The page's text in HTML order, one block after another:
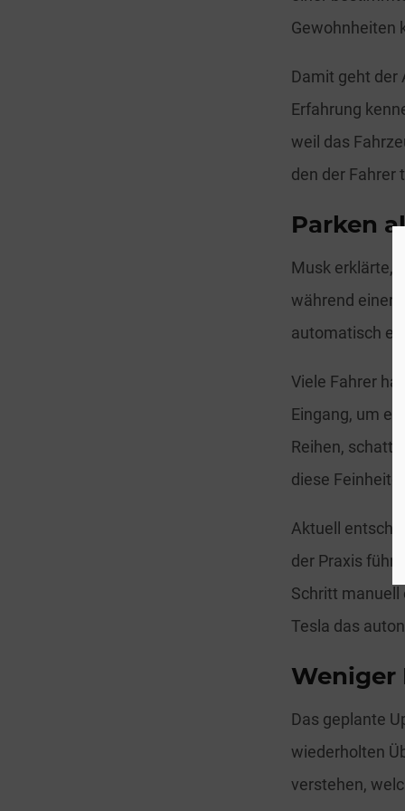
Gewohnheiten
Damit geht der
Erfahrung
weil das
den der Fahrer
Parken
Musk erklärte,
während einer
automatisch
Viele Fahrer
Eingang, um
Reihen,
diese
Aktuell
der Praxis
Schritt manuell
Tesla das
Weniger
Das geplante
wiederholten
verstehen,